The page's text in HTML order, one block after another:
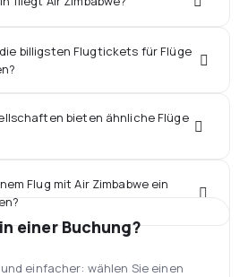
billigsten Flugtickets für Flüge
bieten ähnliche Flüge
Flug mit Air Zimbabwe ein
einer Buchung?
einfacher: wählen Sie einen